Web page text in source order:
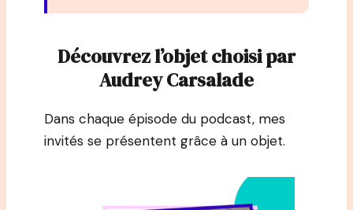
Découvrez l’objet choisi par
Audrey Carsalade
Dans chaque épisode du podcast, mes
invités se présentent grâce à un objet.